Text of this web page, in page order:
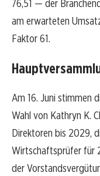
76,51 — der
am erwarteten
Faktor 61.
Am 16. Juni stimmen
Wahl von Kathryn K.
Direktoren bis 2029,
Wirtschaftsprüfer für
der